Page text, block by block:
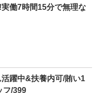
働7時間15分で無理な
躍中&扶養内可/賄い1
フ/399